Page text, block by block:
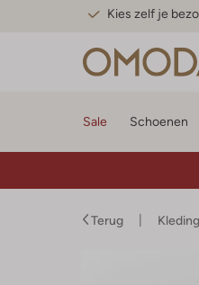
Kies zelf je
Sale Schoenen
Terug Kleding